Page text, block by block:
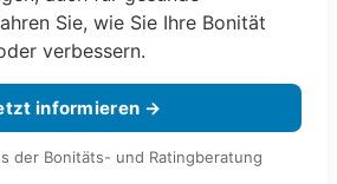
Sie, wie Sie Ihre Bonität
verbessern.
informieren →
der Bonitäts- und Ratingberatung